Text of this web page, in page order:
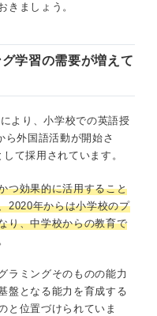
きましょう。
学習の需要が増えて
より、小学校での英語授
ら外国語活動が開始さ
て採用されています。
つ効果的に活用すること
2020年からは小学校のプ
り、中学校からの教育で
ラミングそのものの能力
盤となる能力を育成する
と位置づけられていま